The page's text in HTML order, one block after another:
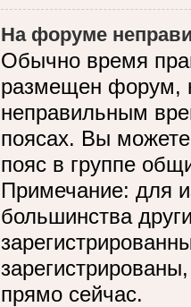
На форуме
Обычно время
размещен форум,
неправильным
поясах. Вы
пояс в группе
Примечание: для
большинства
прямо сейчас.